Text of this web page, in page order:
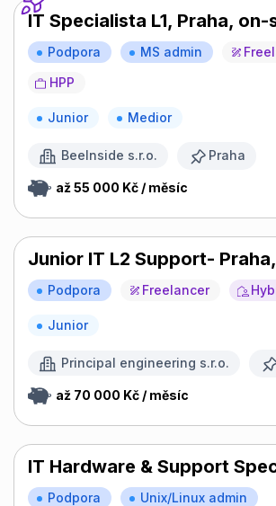
IT Specialista L1, Praha, on-
Podpora MS admin
HPP
Junior Medior
BeeInside s.r.o. Praha
až 55 000 Kč / měsíc
Junior IT L2 Support-
Podpora Freelancer
Junior
Principal engineering s.r.o.
až 70 000 Kč / měsíc
IT Hardware & Support
Podpora
Unix/Linux admin